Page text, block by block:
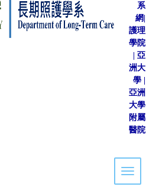
系
網|
護理
學院
| 亞
洲大
學 |
亞洲
大學
附屬
醫院
Toggle